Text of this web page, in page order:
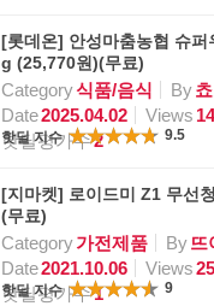
[롯데온] 안성마춤농협 슈
g (25,770원)(무료)
Category식품/음식 By
Date2025.04.02 Views
핫딜평가수2
핫딜 지수 9.5
[지마켓] 로이드미 Z1 무선
(무료)
Category가전제품 By뜨
Date2021.10.06 Views
핫딜평가수1
핫딜 지수 9